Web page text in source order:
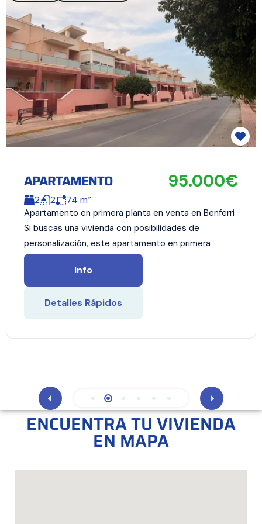
APARTAMENTO 95.000€
2 2 74 m²
Apartamento en primera planta en venta en Benferri
Si buscas una vivienda con posibilidades de
personalización, este apartamento en primera
Info
Detalles Rápidos
ENCUENTRA TU VIVIENDA
EN MAPA